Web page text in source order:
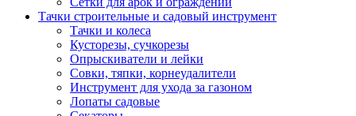
Тачки строительные и садовый инструмент
Тачки и колеса
Кусторезы, сучкорезы
Опрыскиватели и лейки
Совки, тяпки, корнеудалители
Инструмент для ухода за газоном
Лопаты садовые